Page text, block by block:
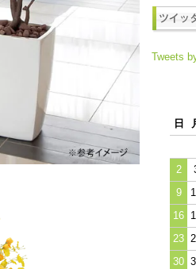
Tweets
日
2
9
16
23
30